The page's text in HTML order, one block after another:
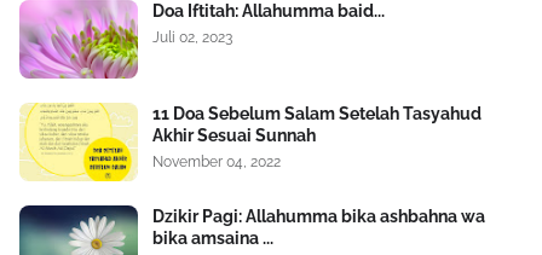
Doa Iftitah: Allahumma baid...
Juli 02, 2023
11 Doa Sebelum Salam Setelah Tasyahud
Akhir Sesuai Sunnah
November 04, 2022
Dzikir Pagi: Allahumma bika ashbahna wa
bika amsaina ...